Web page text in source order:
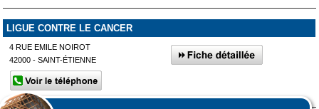
LIGUE CONTRE LE CANCER
4 RUE EMILE NOIROT
42000 - SAINT-ÉTIENNE